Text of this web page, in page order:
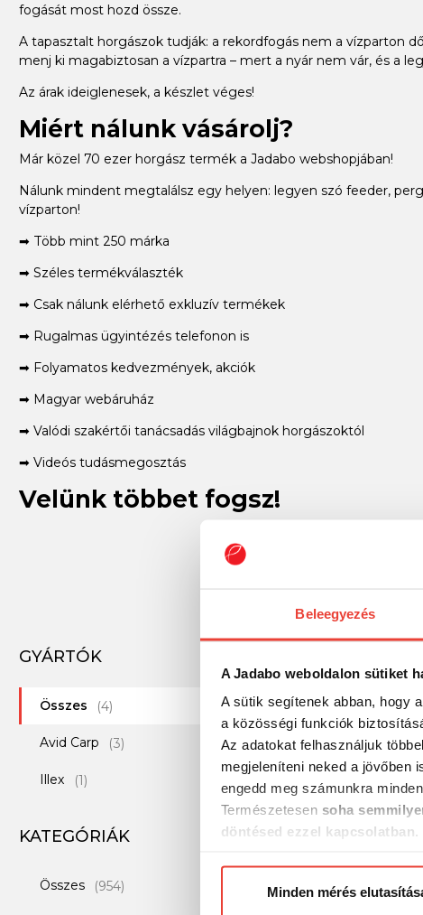
Beleegyezés
A Jadabo weboldalon sütiket
A sütik segítenek abban, hogy
a közösségi funkciók
Az adatokat felhasználjuk
megjeleníteni neked a jövőben
engedd meg számunkra
Természetesen soha
döntésed ezzel kapcsolatban.
Minden mérés
fogását most hozd össze.
A tapasztalt horgászok tudják: a rekordfogás nem a vízparton
menj ki magabiztosan a vízpartra – mert a nyár nem vár, és a
Az árak ideiglenesek, a készlet véges!
Miért nálunk vásárolj?
Már közel 70 ezer horgász termék a Jadabo webshopjában!
Nálunk mindent megtalálsz egy helyen: legyen szó feeder,
vízparton!
➡ Több mint 250 márka
➡ Széles termékválaszték
➡ Csak nálunk elérhető exkluzív termékek
➡ Rugalmas ügyintézés telefonon is
➡ Folyamatos kedvezmények, akciók
➡ Magyar webáruház
➡ Valódi szakértői tanácsadás világbajnok horgászoktól
➡ Videós tudásmegosztás
Velünk többet fogsz!
GYÁRTÓK
Összes (4)
Avid Carp (3)
Illex (1)
KATEGÓRIÁK
Összes (954)
-59%
Avid Carp Ripstop